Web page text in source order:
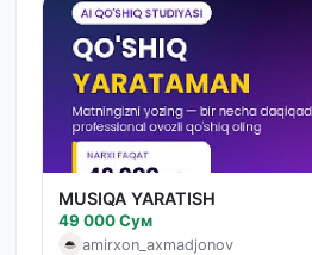
MUSIQA YARATISH
49 000 Сум
amirxon_axmadjonov